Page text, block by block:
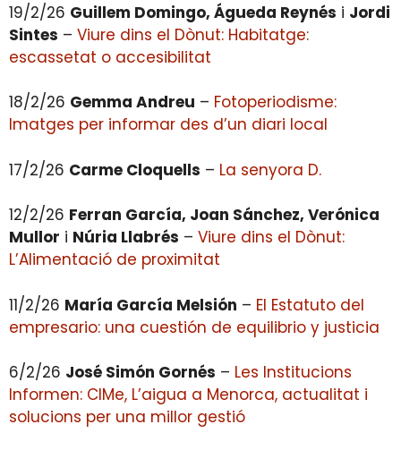
19/2/26 Guillem Domingo, Águeda Reynés i Jordi
Sintes – Viure dins el Dònut: Habitatge:
escassetat o accesibilitat
18/2/26 Gemma Andreu – Fotoperiodisme:
Imatges per informar des d’un diari local
17/2/26 Carme Cloquells – La senyora D.
12/2/26 Ferran García, Joan Sánchez, Verónica
Mullor i Núria Llabrés – Viure dins el Dònut:
L’Alimentació de proximitat
11/2/26 María García Melsión – El Estatuto del
empresario: una cuestión de equilibrio y justicia
6/2/26 José Simón Gornés – Les Institucions
Informen: CIMe, L’aigua a Menorca, actualitat i
solucions per una millor gestió